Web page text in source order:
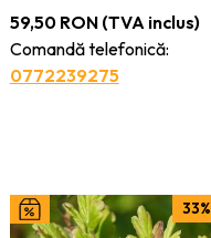
59,50 RON(TVA inclus)
Comandă telefonică:
0772239275
33%